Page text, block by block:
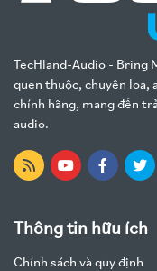
TecHland-Audio - Bring
quen thuộc, chuyên loa,
chính hãng, mang đến
audio.
Thông tin hữu ích
Chính sách và quy định